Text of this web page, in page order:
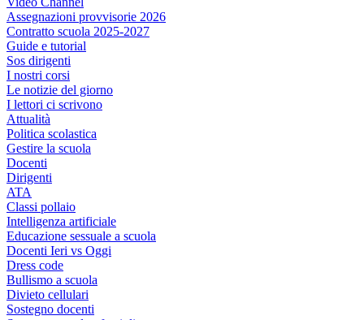
Assegnazioni provvisorie 2026
Contratto scuola 2025-2027
Guide e tutorial
Sos dirigenti
I nostri corsi
Le notizie del giorno
I lettori ci scrivono
Attualità
Politica scolastica
Gestire la scuola
Docenti
Dirigenti
ATA
Classi pollaio
Intelligenza artificiale
Educazione sessuale a scuola
Docenti Ieri vs Oggi
Dress code
Bullismo a scuola
Divieto cellulari
Sostegno docenti